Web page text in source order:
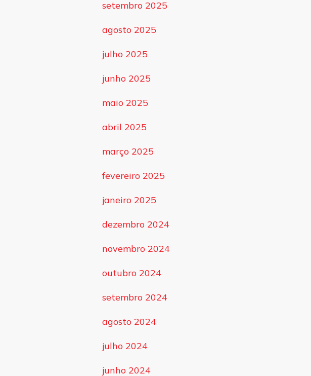
setembro 2025
agosto 2025
julho 2025
junho 2025
maio 2025
abril 2025
março 2025
fevereiro 2025
janeiro 2025
dezembro 2024
novembro 2024
outubro 2024
setembro 2024
agosto 2024
julho 2024
junho 2024